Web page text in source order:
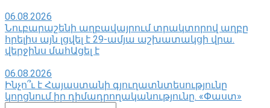
06.08.2026
Նուբարաշենի աղբավայրում տրակտորով աղբը
հրելիս այն լցվել է 29-ամյա աշխատակցի վրա.
վերջինս մահԱցել է
06.08.2026
Ինչո՞ւ է Հայաստանի գյուղատնտեսությունը
կորցնում իր դիմադրողականությունը. «Փաստ»